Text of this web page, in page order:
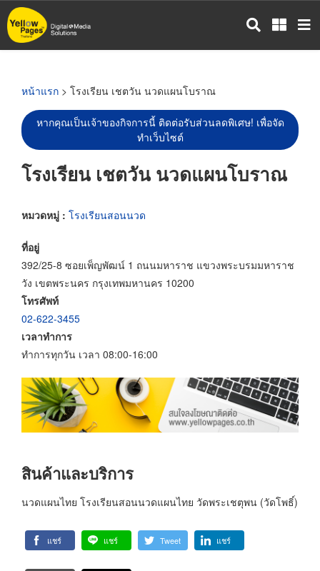
ข้าม
ไป
หน้าแรก > โรงเรียน เชตวัน นวดแผนโบราณ
หากคุณเป็นเจ้าของกิจการนี้ ติดต่อรับส่วนลดพิเศษ! เพื่อจัด
ทำเว็บไซต์
โรงเรียน เชตวัน นวดแผนโบราณ
หมวดหมู่ : โรงเรียนสอนนวด
ที่อยู่
392/25-8 ซอยเพ็ญพัฒน์ 1 ถนนมหาราช แขวงพระบรมมหาราช
วัง เขตพระนคร กรุงเทพมหานคร 10200
โทรศัพท์
02-622-3455
เวลาทำการ
ทำการทุกวัน เวลา 08:00-16:00
สินค้าและบริการ
นวดแผนไทย โรงเรียนสอนนวดแผนไทย วัดพระเชตุพน (วัดโพธิ์)
แชร์ แชร์ Tweet แชร์